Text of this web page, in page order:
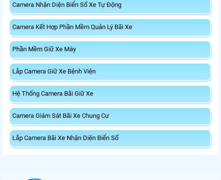
Camera Nhận Diện Biển Số Xe Tự Động
Camera Kết Hợp Phần Mềm Quản Lý Bãi Xe
Phần Mềm Giữ Xe Máy
Lắp Camera Giữ Xe Bệnh Viện
Hệ Thống Camera Bãi Giữ Xe
Camera Giám Sát Bãi Xe Chung Cư
Lắp Camera Bãi Xe Nhận Diện Biển Số